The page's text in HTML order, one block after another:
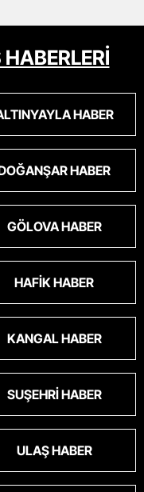
HABER
HABER
GÖLOVA HABER
HAFIK HABER
KANGAL HABER
SUŞEHRI HABER
ULAŞ HABER